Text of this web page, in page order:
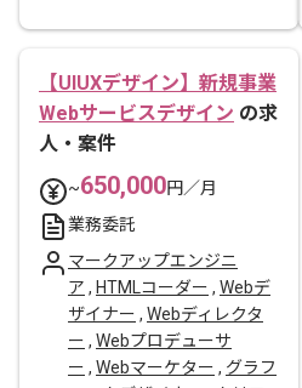
【UIUXデザイン】新規事業
Webサービスデザイン の求
人・案件
~650,000円／月
業務委託
マークアップエンジニ
ア , HTMLコーダー , Webデ
ザイナー , Webディレクタ
ー , Webプロデューサ
ー , Webマーケター , グラフ